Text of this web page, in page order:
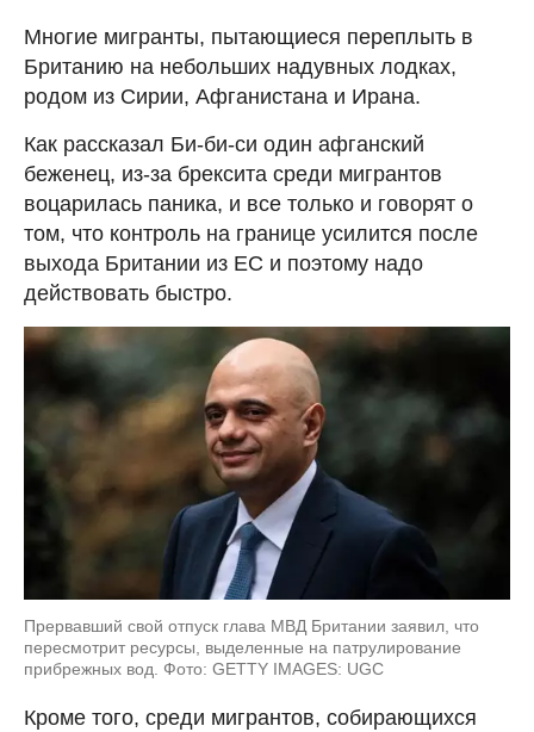
Многие мигранты, пытающиеся переплыть в
Британию на небольших надувных лодках,
родом из Сирии, Афганистана и Ирана.
Как рассказал Би-би-си один афганский
беженец, из-за брексита среди мигрантов
воцарилась паника, и все только и говорят о
том, что контроль на границе усилится после
выхода Британии из ЕС и поэтому надо
действовать быстро.
Прервавший свой отпуск глава МВД Британии заявил, что
пересмотрит ресурсы, выделенные на патрулирование
прибрежных вод. Фото: GETTY IMAGES: UGC
Кроме того, среди мигрантов, собирающихся